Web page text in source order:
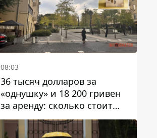
08:03
36 тысяч долларов за
«однушку» и 18 200 гривен
за аренду: сколько стоит
жилье в Днепропетровской
области